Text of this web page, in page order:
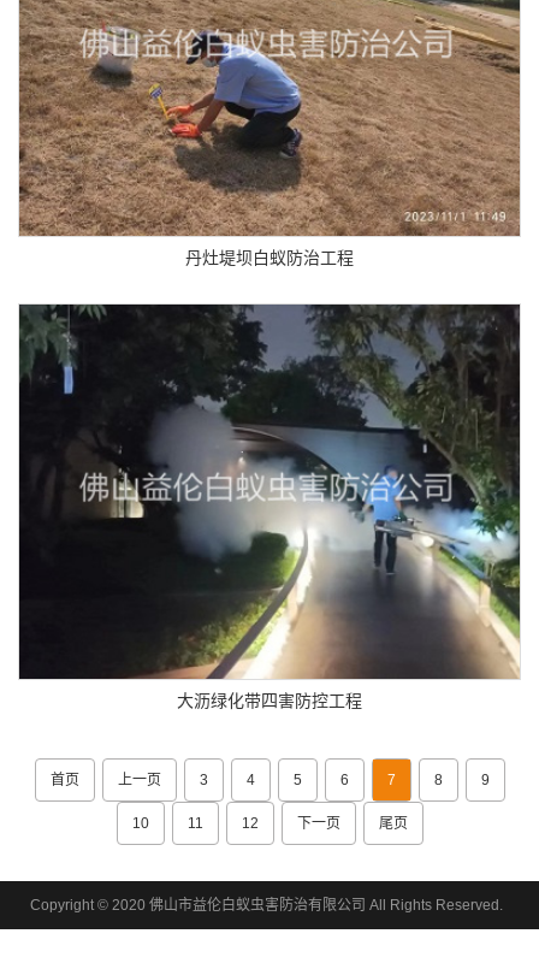
丹灶堤坝白蚁防治工程
大沥绿化带四害防控工程
首页 上一页 3 4 5 6 7 8 9
10 11 12 下一页 尾页
Copyright © 2020 佛山市益伦白蚁虫害防治有限公司 All Rights Reserved.